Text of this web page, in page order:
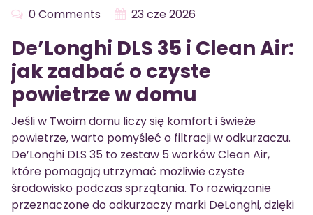
0 Comments 23 cze 2026
De’Longhi DLS 35 i Clean Air:
jak zadbać o czyste
powietrze w domu
Jeśli w Twoim domu liczy się komfort i świeże
powietrze, warto pomyśleć o filtracji w odkurzaczu.
De’Longhi DLS 35 to zestaw 5 worków Clean Air,
które pomagają utrzymać możliwie czyste
środowisko podczas sprzątania. To rozwiązanie
przeznaczone do odkurzaczy marki DeLonghi, dzięki